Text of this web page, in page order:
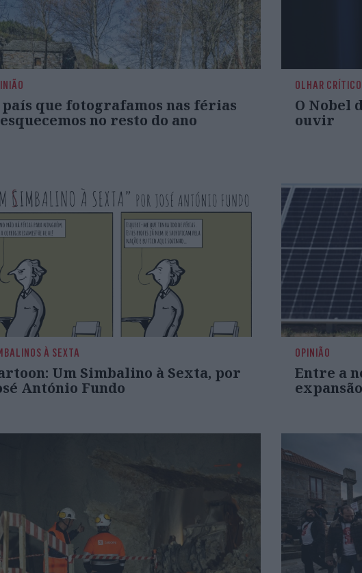
país que fotografamos nas férias
no resto do ano
OLHAR CRÍTICO
O Nobel
ouvir
À SEXTA
Um Simbalino à Sexta, por
António Fundo
OPINIÃO
Entre a